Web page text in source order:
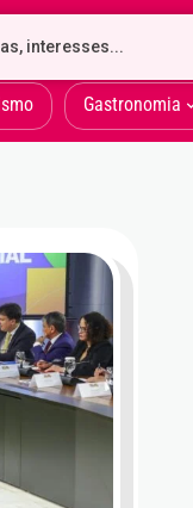
Gastronomia